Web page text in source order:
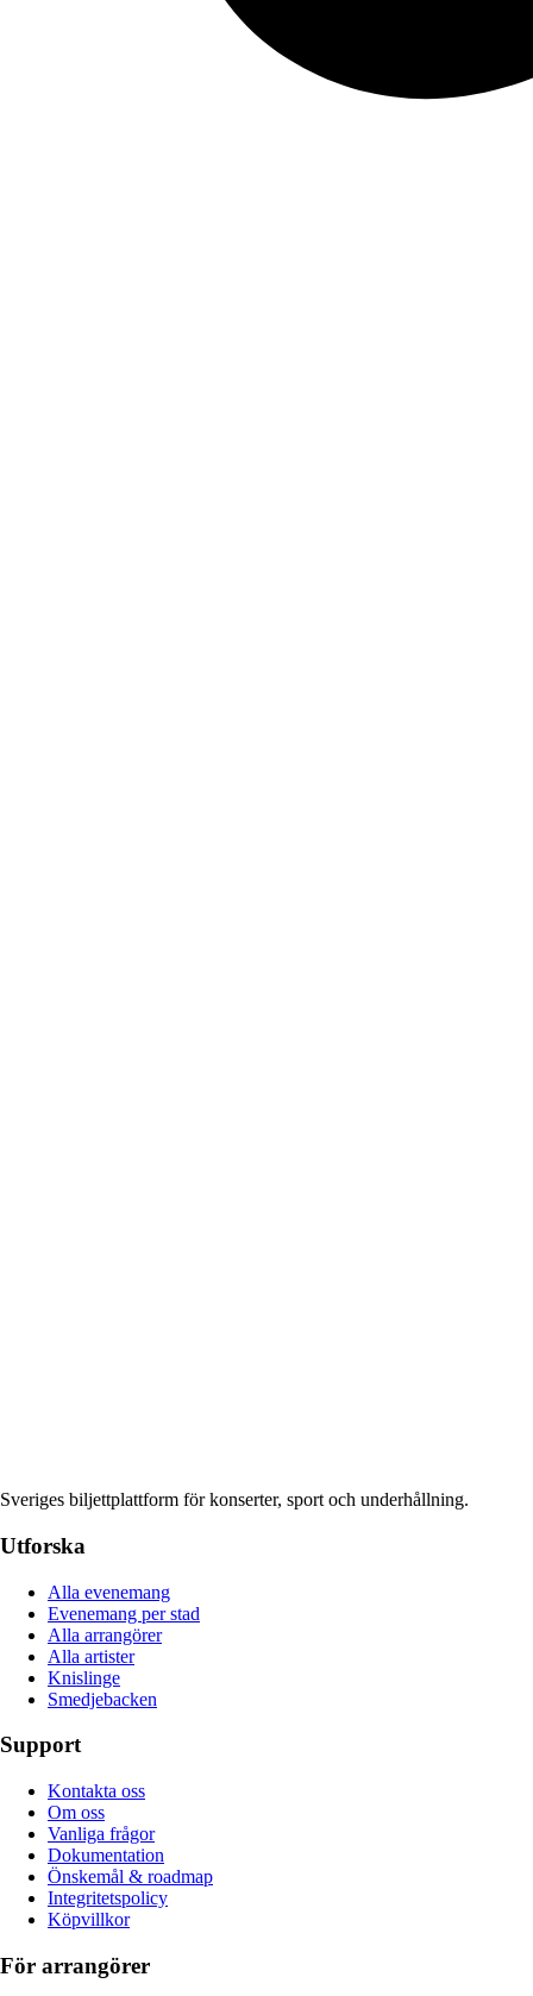
Sveriges biljettplattform för konserter, sport och underhållning.
Utforska
Alla evenemang
Evenemang per stad
Alla arrangörer
Alla artister
Knislinge
Smedjebacken
Support
Kontakta oss
Om oss
Vanliga frågor
Dokumentation
Önskemål & roadmap
Integritetspolicy
Köpvillkor
För arrangörer